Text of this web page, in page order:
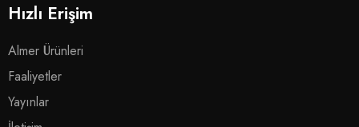
Hızlı Erişim
Almer Ürünleri
Faaliyetler
Yayınlar